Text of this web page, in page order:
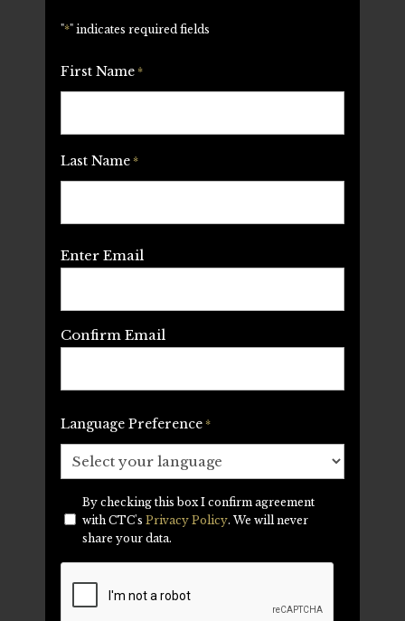
"*" indicates required fields
First Name *
Last Name *
Email
Enter Email
Confirm Email
Language Preference *
Privacy
*
By checking this box I confirm agreement
with CTC'sPrivacy Policy. We will never
share your data.